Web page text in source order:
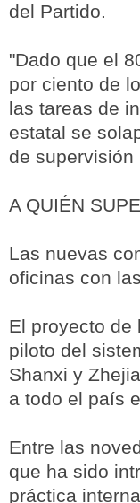
del Partido.
"Dado que el
por ciento de
las tareas de
estatal se
de supervisión
A QUIÉN
Las nuevas
oficinas con
El proyecto de
piloto del
Shanxi y
a todo el país
Entre las
que ha sido
práctica